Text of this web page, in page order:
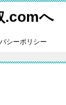
.comへ
シーポリシー